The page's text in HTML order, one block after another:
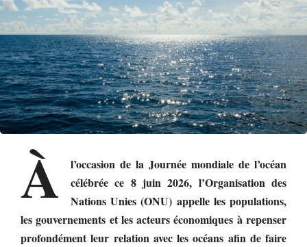
À
l’occasion de la Journée mondiale de l’océan
célébrée ce 8 juin 2026, l’Organisation des
Nations Unies (ONU) appelle les populations,
les gouvernements et les acteurs économiques à repenser
profondément leur relation avec les océans afin de faire